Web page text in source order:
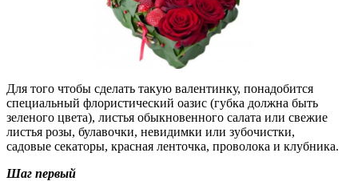
Для того чтобы сделать такую валентинку, понадобится
специальный флористический оазис (губка должна быть
зеленого цвета), листья обыкновенного салата или свежие
листья розы, булавочки, невидимки или зубочистки,
садовые секаторы, красная ленточка, проволока и клубника.
Шаг первый